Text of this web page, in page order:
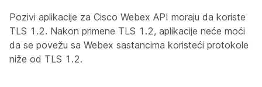
Pozivi aplikacije za Cisco Webex API moraju da koriste
TLS 1.2. Nakon primene TLS 1.2, aplikacije neće moći
da se povežu sa Webex sastancima koristeći protokole
niže od TLS 1.2.